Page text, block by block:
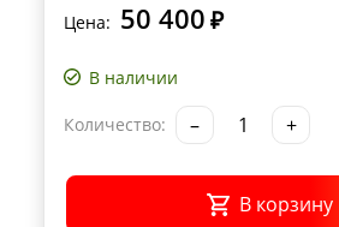
Цена: 50 400 ₽
В наличии
Количество: – +
В корзину